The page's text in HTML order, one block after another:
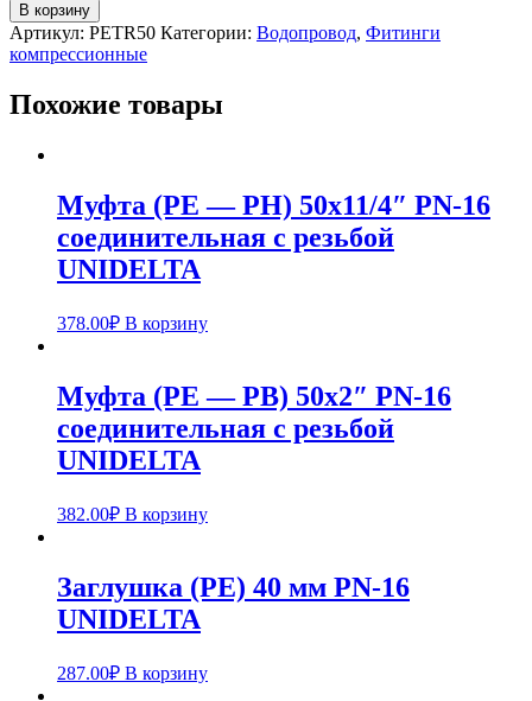
В корзину
Артикул: PETR50 Категории: Водопровод, Фитинги
компрессионные
Похожие товары
Муфта (PE — РН) 50х11/4″ PN-16
соединительная с резьбой
UNIDELTA
378.00₽ В корзину
Муфта (PE — РВ) 50х2″ PN-16
соединительная с резьбой
UNIDELTA
382.00₽ В корзину
Заглушка (PE) 40 мм PN-16
UNIDELTA
287.00₽ В корзину